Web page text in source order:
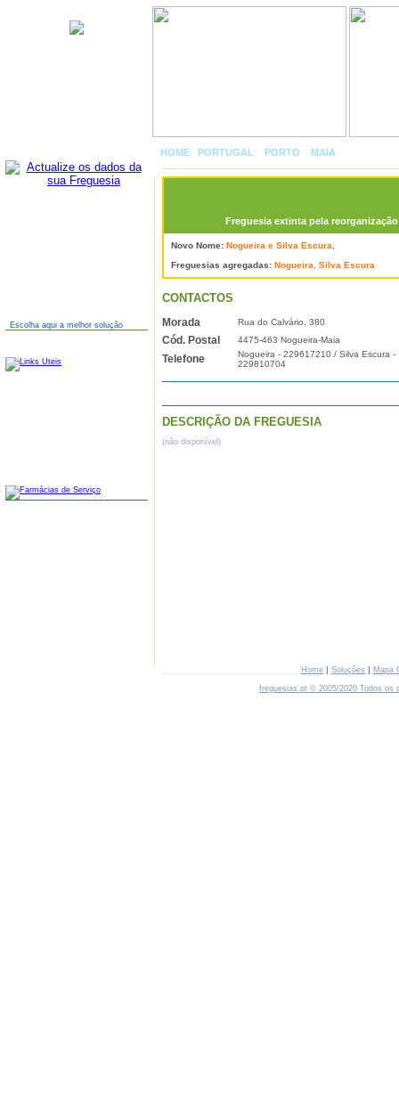
Escolha aqui a melhor solução
HOME PORTUGAL PORTO MAIA
Freguesia extinta pela
Novo Nome: Nogueira e Silva Escura
Freguesias agregadas: Nogueira Silva Escura
CONTACTOS
Morada Rua do Calvário, 380
Cód. Postal 4475-463 Nogueira-Maia
Telefone
Nogueira - 229617210 / Silva Escura -
229810704
DESCRIÇÃO DA FREGUESIA
(não disponível)
Home | Soluções | Mapa
freguesias.pt © 2005/2020 Todos os